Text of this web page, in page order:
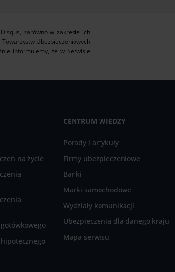
zarówno w zakresie ich
Ubezpieczeniowych
informujemy, że w Serwisie
na życie
CENTRUM WIEDZY
Porady i artykuły
Firmy ubezpieczeniowe
Banki
Marki samochodowe
Wydziały komunikacji
Ubezpieczenia dla danego kraju
Mapa serwisu